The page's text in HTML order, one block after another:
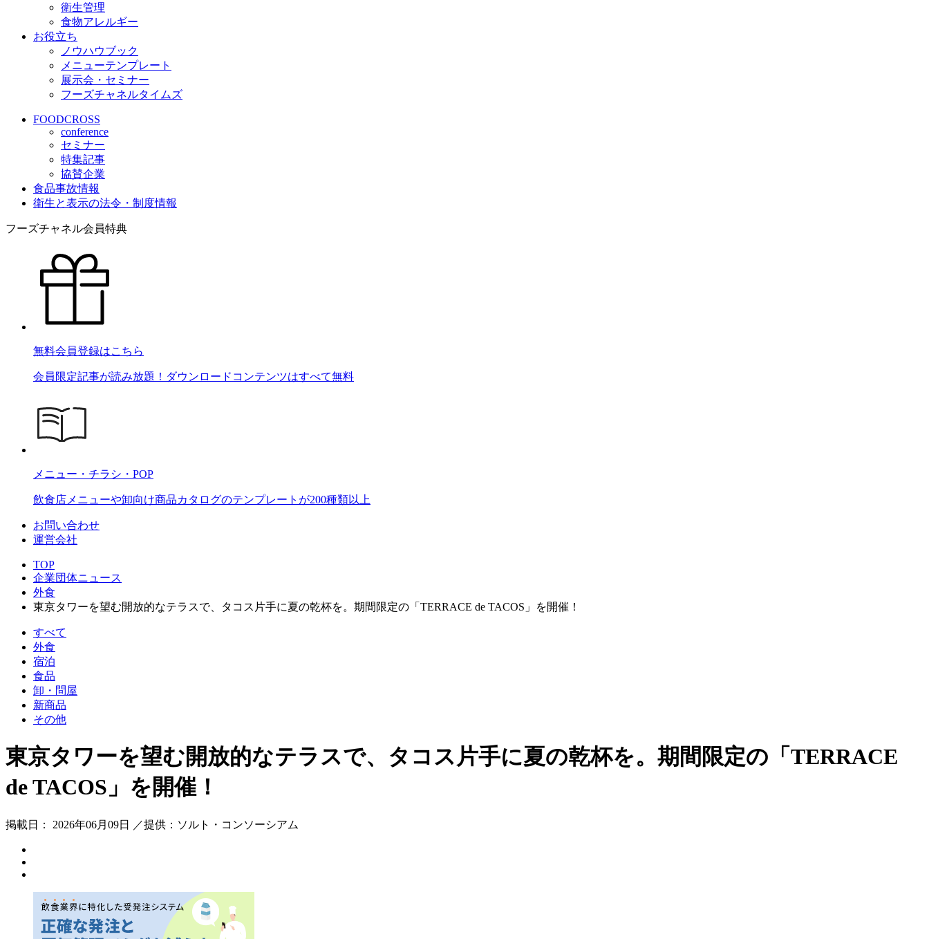
衛生管理
食物アレルギー
お役立ち
ノウハウブック
メニューテンプレート
展示会・セミナー
フーズチャネルタイムズ
FOODCROSS
conference
セミナー
特集記事
協賛企業
食品事故情報
衛生と表示の法令・制度情報
フーズチャネル会員特典
無料会員登録はこちら
会員限定記事が読み放題！ダウンロードコンテンツはすべて無料
メニュー・チラシ・POP
飲食店メニューや卸向け商品カタログのテンプレートが200種類以上
お問い合わせ
運営会社
TOP
企業団体ニュース
外食
東京タワーを望む開放的なテラスで、タコス片手に夏の乾杯を。期間限定の「TERRACE de TACOS」を開催！
すべて
外食
宿泊
食品
卸・問屋
新商品
その他
東京タワーを望む開放的なテラスで、タコス片手に夏の乾杯を。期間限定の「TERRACE
de TACOS」を開催！
掲載日： 2026年06月09日 ／提供：ソルト・コンソーシアム